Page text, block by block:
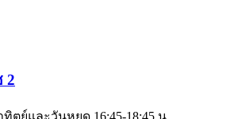
2